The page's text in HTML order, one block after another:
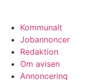
Kommunalt
Jobannoncer
Redaktion
Om avisen
Annoncering